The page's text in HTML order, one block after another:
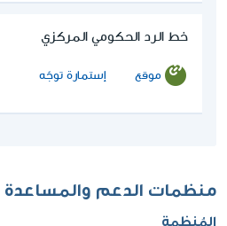
خط الرد الحكومي المركزي
موقع إستمارة توجّه
منظمات الدعم والمساعدة
المُنظمة